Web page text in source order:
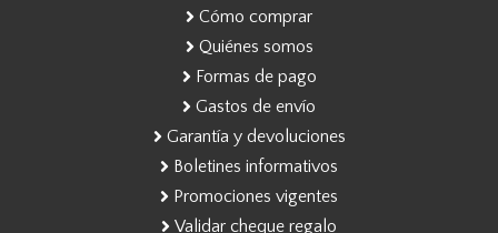
Cómo comprar
Quiénes somos
Formas de pago
Gastos de envío
Garantía y devoluciones
Boletines informativos
Promociones vigentes
Validar cheque regalo